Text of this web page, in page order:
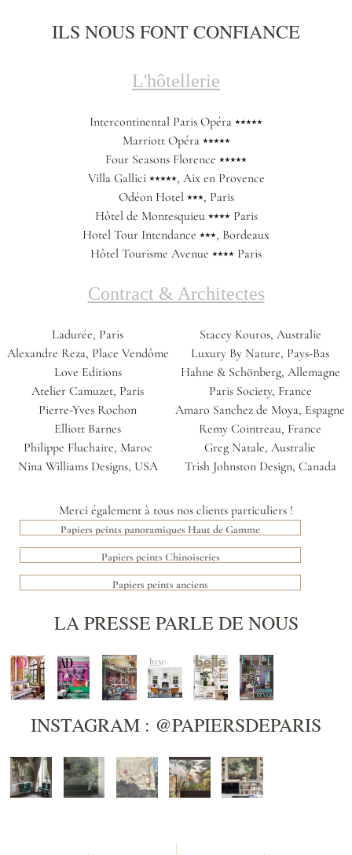
ILS NOUS FONT CONFIANCE
L'hôtellerie
Intercontinental Paris Opéra ⭑⭑⭑⭑⭑
Marriott Opéra ⭑⭑⭑⭑⭑
Four Seasons Florence ⭑⭑⭑⭑⭑
Villa Gallici ⭑⭑⭑⭑⭑, Aix en Provence
Odéon Hotel ⭑⭑⭑, Paris
Hôtel de Montesquieu ⭑⭑⭑⭑ Paris
Hotel Tour Intendance ⭑⭑⭑, Bordeaux
Hôtel Tourisme Avenue ⭑⭑⭑⭑ Paris
Contract & Architectes
Ladurée, Paris
Alexandre Reza, Place Vendôme
Love Editions
Atelier Camuzet, Paris
Pierre-Yves Rochon
Elliott Barnes
Philippe Fluchaire, Maroc
Nina Williams Designs, USA
Stacey Kouros, Australie
Luxury By Nature, Pays-Bas
Hahne & Schönberg, Allemagne
Paris Society, France
Amaro Sanchez de Moya, Espagne
Remy Cointreau, France
Greg Natale, Australie
Trish Johnston Design, Canada
Merci également à tous nos clients particuliers !
Papiers peints panoramiques Haut de Gamme
Papiers peints Chinoiseries
Papiers peints anciens
LA PRESSE PARLE DE NOUS
INSTAGRAM : @PAPIERSDEPARIS